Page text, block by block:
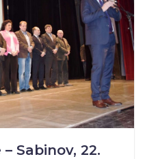
Sabinov, 22.